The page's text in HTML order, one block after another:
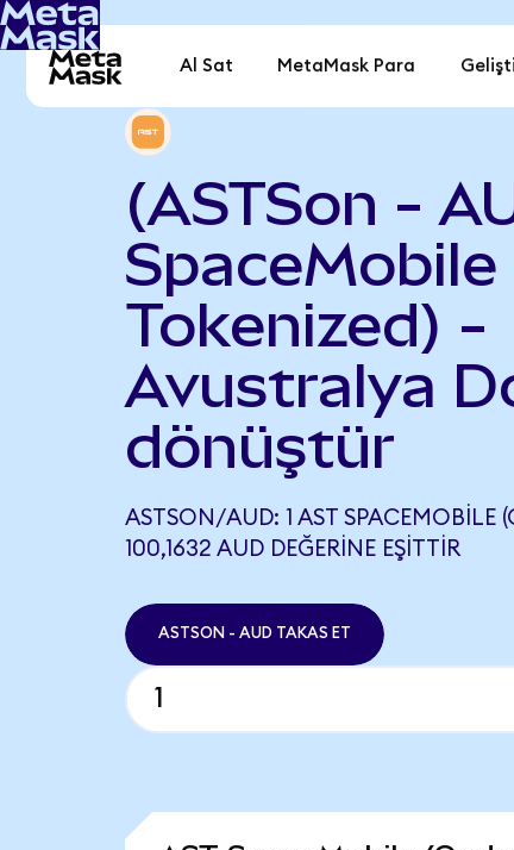
Al Sat MetaMask Para
(ASTSon -
Tokenized) -
Avustralya
dönüştür
ASTSON/AUD: 1 AST SPACEMOBILE
100,1632 AUD DEĞERINE EŞITTIR
ASTSON - AUD TAKAS ET